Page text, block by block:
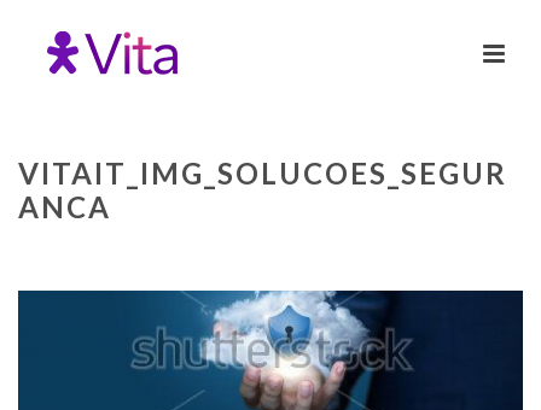
VITAIT_IMG_SOLUCOES_SEGUR
ANCA